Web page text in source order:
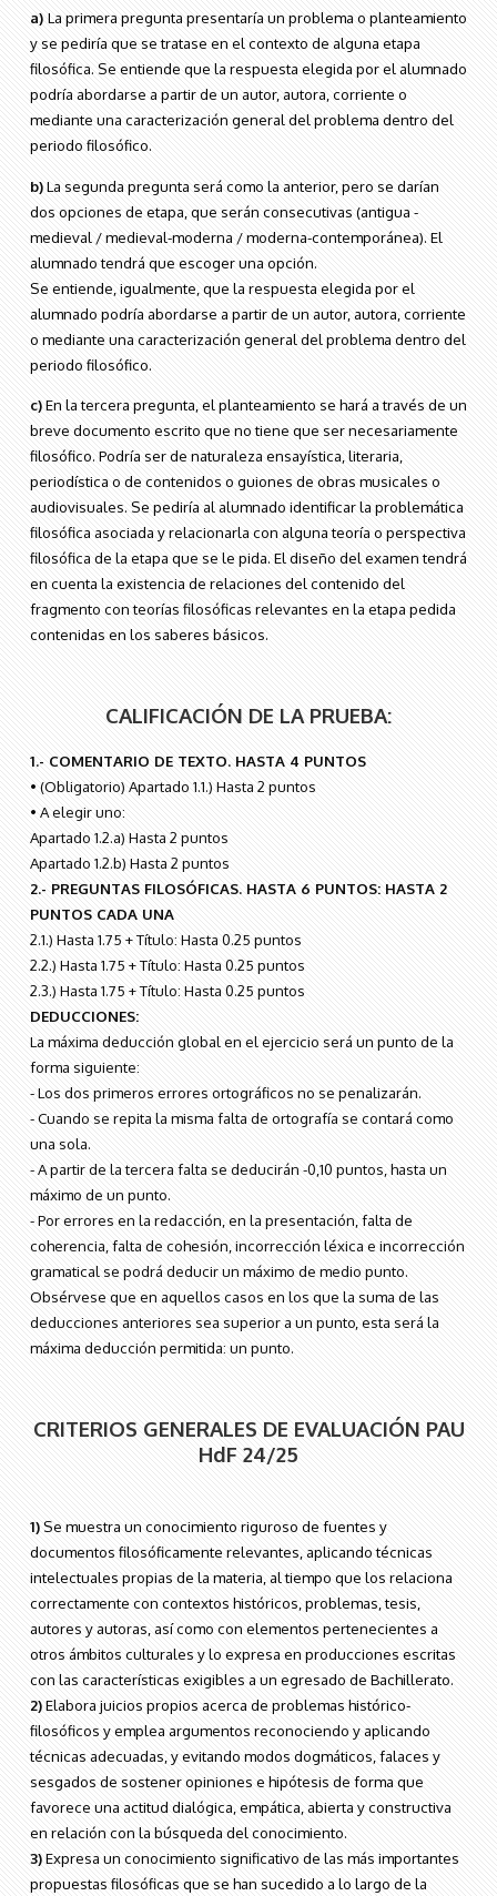
a) La primera pregunta presentaría un problema o planteamiento
y se pediría que se tratase en el contexto de alguna etapa
filosófica. Se entiende que la respuesta elegida por el alumnado
podría abordarse a partir de un autor, autora, corriente o
mediante una caracterización general del problema dentro del
periodo filosófico.
b)La segunda pregunta será como la anterior, pero se darían
dos opciones de etapa, que serán consecutivas (antigua -
medieval / medieval-moderna / moderna-contemporánea). El
alumnado tendrá que escoger una opción.
Se entiende, igualmente, que la respuesta elegida por el
alumnado podría abordarse a partir de un autor, autora, corriente
o mediante una caracterización general del problema dentro del
periodo filosófico.
c)En la tercera pregunta, el planteamiento se hará a través de un
breve documento escrito que no tiene que ser necesariamente
filosófico. Podría ser de naturaleza ensayística, literaria,
periodística o de contenidos o guiones de obras musicales o
audiovisuales. Se pediría al alumnado identificar la problemática
filosófica asociada y relacionarla con alguna teoría o perspectiva
filosófica de la etapa que se le pida. El diseño del examen tendrá
en cuenta la existencia de relaciones del contenido del
fragmento con teorías filosóficas relevantes en la etapa pedida
contenidas en los saberes básicos.
CALIFICACIÓN DE LA PRUEBA:
1.- COMENTARIO DE TEXTO. HASTA 4 PUNTOS
• (Obligatorio) Apartado 1.1.) Hasta 2 puntos
• A elegir uno:
Apartado 1.2.a) Hasta 2 puntos
Apartado 1.2.b) Hasta 2 puntos
2.- PREGUNTAS FILOSÓFICAS. HASTA 6 PUNTOS: HASTA 2
PUNTOS CADA UNA
2.1.) Hasta 1.75 + Título: Hasta 0.25 puntos
2.2.) Hasta 1.75 + Título: Hasta 0.25 puntos
2.3.) Hasta 1.75 + Título: Hasta 0.25 puntos
DEDUCCIONES:
La máxima deducción global en el ejercicio será un punto de la
forma siguiente:
- Los dos primeros errores ortográficos no se penalizarán.
- Cuando se repita la misma falta de ortografía se contará como
una sola.
- A partir de la tercera falta se deducirán -0,10 puntos, hasta un
máximo de un punto.
- Por errores en la redacción, en la presentación, falta de
coherencia, falta de cohesión, incorrección léxica e incorrección
gramatical se podrá deducir un máximo de medio punto.
Obsérvese que en aquellos casos en los que la suma de las
deducciones anteriores sea superior a un punto, esta será la
máxima deducción permitida: un punto.
CRITERIOS GENERALES DE EVALUACIÓN PAU
HdF 24/25
1)Se muestra un conocimiento riguroso de fuentes y
documentos filosóficamente relevantes, aplicando técnicas
intelectuales propias de la materia, al tiempo que los relaciona
correctamente con contextos históricos, problemas, tesis,
autores y autoras, así como con elementos pertenecientes a
otros ámbitos culturales y lo expresa en producciones escritas
con las características exigibles a un egresado de Bachillerato.
2)Elabora juicios propios acerca de problemas histórico-
filosóficos y emplea argumentos reconociendo y aplicando
técnicas adecuadas, y evitando modos dogmáticos, falaces y
sesgados de sostener opiniones e hipótesis de forma que
favorece una actitud dialógica, empática, abierta y constructiva
en relación con la búsqueda del conocimiento.
3)Expresa un conocimiento significativo de las más importantes
propuestas filosóficas que se han sucedido a lo largo de la